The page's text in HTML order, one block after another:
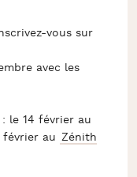
vous sur
avec les
le 14 février au
février au Zénith